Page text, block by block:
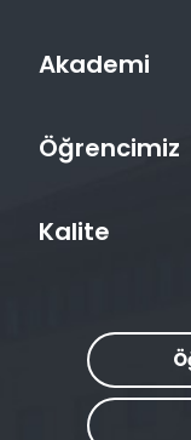
Akademi
Öğrencimiz
Kalite